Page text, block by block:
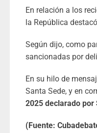
En relación a los
la República
Según dijo, como
sancionadas por
En su hilo de
Santa Sede, y en
2025 declarado por
(Fuente: